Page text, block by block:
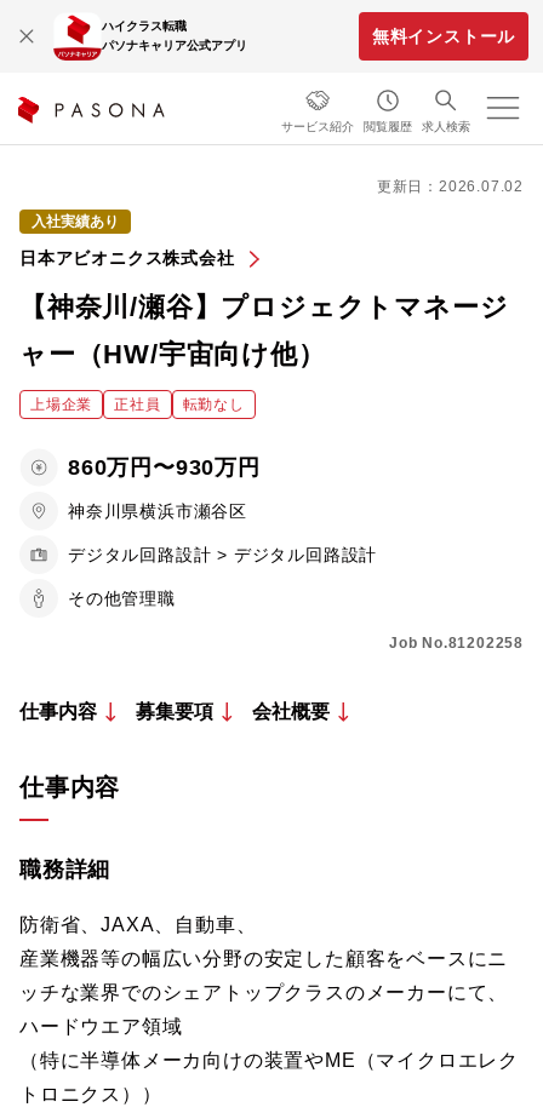
ハイクラス転職
パソナキャリア公式アプリ
無料インストール
サービス紹介 閲覧履歴 求人検索
更新日：2026.07.02
入社実績あり
日本アビオニクス株式会社
【神奈川/瀬谷】プロジェクトマネージ
ャー（HW/宇宙向け他）
上場企業 正社員 転勤なし
860万円〜930万円
神奈川県横浜市瀬谷区
デジタル回路設計 > デジタル回路設計
その他管理職
Job No.81202258
仕事内容 募集要項 会社概要
仕事内容
職務詳細
防衛省、JAXA、自動車、
産業機器等の幅広い分野の安定した顧客をベースにニ
ッチな業界でのシェアトップクラスのメーカーにて、
ハードウエア領域
（特に半導体メーカ向けの装置やME（マイクロエレク
トロニクス））